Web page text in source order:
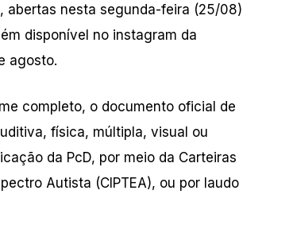
abertas nesta segunda-feira (25/08)
disponível no instagram da
agosto.
completo, o documento oficial de
física, múltipla, visual ou
da PcD, por meio da Carteiras
Autista (CIPTEA), ou por laudo